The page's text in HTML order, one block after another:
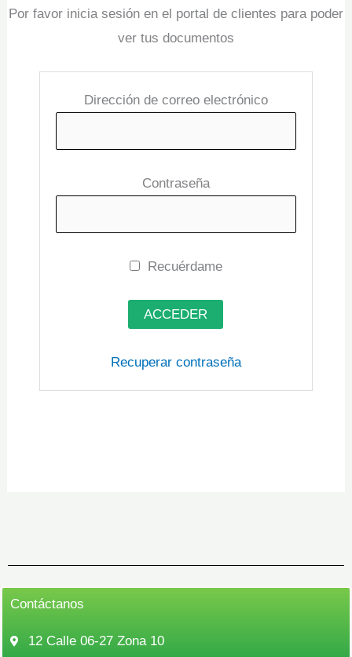
Por favor inicia sesión en el portal de clientes para poder
ver tus documentos
Dirección de correo electrónico
Contraseña
Recuérdame
Recuperar contraseña
Contáctanos
12 Calle 06-27 Zona 10